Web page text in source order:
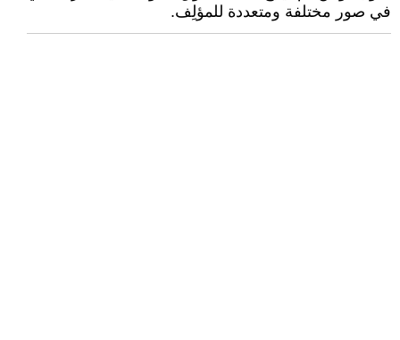
في صور مختلفة ومتعددة للمؤلِف.